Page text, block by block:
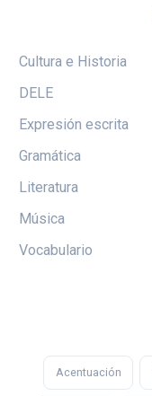
Cultura e Historia
DELE
Expresión escrita
Gramática
Literatura
Música
Vocabulario
Acentuación